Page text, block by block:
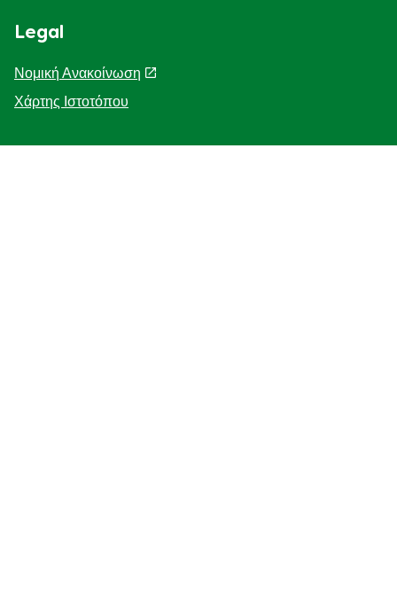
Legal
Νομική Ανακοίνωση
Χάρτης Ιστοτόπου